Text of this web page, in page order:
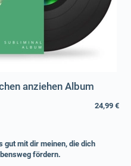
anziehen Album
24,99 €
gut mit dir meinen, die dich
fördern.